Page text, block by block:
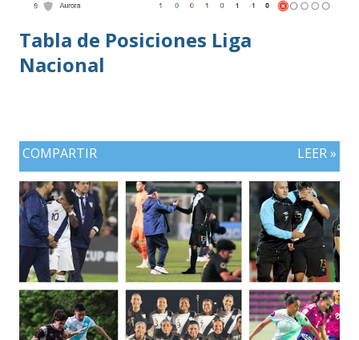
Tabla de Posiciones Liga
Nacional
COMPARTIR LEER »